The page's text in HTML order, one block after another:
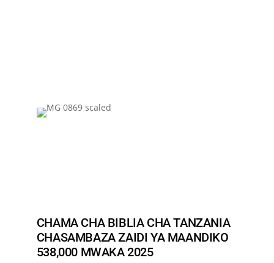
CHAMA CHA BIBLIA CHA TANZANIA
CHASAMBAZA ZAIDI YA MAANDIKO
538,000 MWAKA 2025